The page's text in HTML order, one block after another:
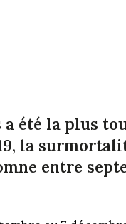
été la plus
la
entre